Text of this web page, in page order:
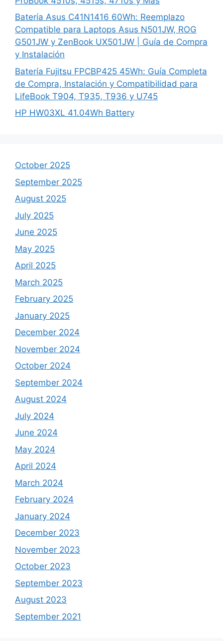
Batería Asus C41N1416 60Wh: Reemplazo
Compatible para Laptops Asus N501JW, ROG
G501JW y ZenBook UX501JW | Guía de Compra
y Instalación
Batería Fujitsu FPCBP425 45Wh: Guía Completa
de Compra, Instalación y Compatibilidad para
LifeBook T904, T935, T936 y U745
HP HW03XL 41.04Wh Battery
October 2025
September 2025
August 2025
July 2025
June 2025
May 2025
April 2025
March 2025
February 2025
January 2025
December 2024
November 2024
October 2024
September 2024
August 2024
July 2024
June 2024
May 2024
April 2024
March 2024
February 2024
January 2024
December 2023
November 2023
October 2023
September 2023
August 2023
September 2021